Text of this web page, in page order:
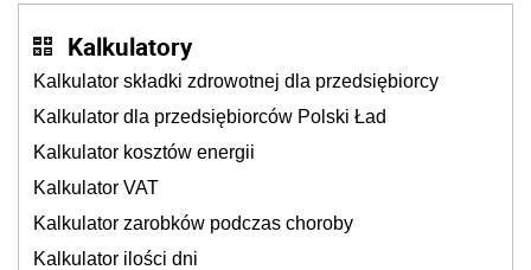
Kalkulatory
Kalkulator składki zdrowotnej dla przedsiębiorcy
Kalkulator dla przedsiębiorców Polski Ład
Kalkulator kosztów energii
Kalkulator VAT
Kalkulator zarobków podczas choroby
Kalkulator ilości dni